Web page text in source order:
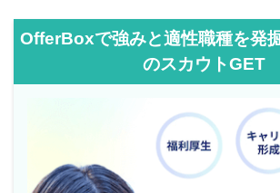
OfferBoxで強みと適性職種を発
のスカウトGET